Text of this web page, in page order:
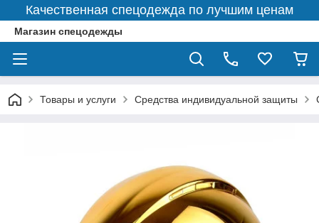
Качественная спецодежда по лучшим ценам
Магазин спецодежды
Товары и услуги Средства индивидуальной защиты